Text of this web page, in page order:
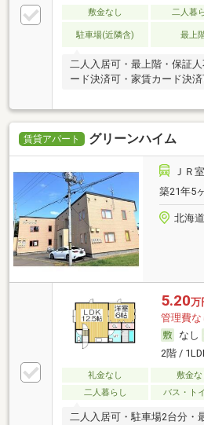
敷金なし 二人暮
駐車場(近隣含) 最上
二人入居可・最上階・保証
ード決済可・家賃カード決
賃貸アパート グリーンハイム
ＪＲ
築21年5
北海
5.20万
管理費な
なし
2階 /
礼金なし 敷金な
二人暮らし
バス・ト
二人入居可・駐車場2台分・